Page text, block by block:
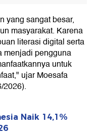
yang sangat besar,
masyarakat. Karena
literasi digital serta
menjadi pengguna
untuk
ujar Moesafa
2026).
Naik 14,1%